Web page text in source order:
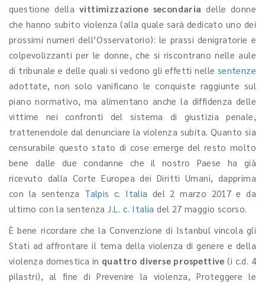
questione della vittimizzazione secondaria delle donne
che hanno subito violenza (alla quale sarà dedicato uno dei
prossimi numeri dell’Osservatorio): le prassi denigratorie e
colpevolizzanti per le donne, che si riscontrano nelle aule
di tribunale e delle quali si vedono gli effetti nelle sentenze
adottate, non solo vanificano le conquiste raggiunte sul
piano normativo, ma alimentano anche la diffidenza delle
vittime nei confronti del sistema di giustizia penale,
trattenendole dal denunciare la violenza subita. Quanto sia
censurabile questo stato di cose emerge del resto molto
bene dalle due condanne che il nostro Paese ha già
ricevuto dalla Corte Europea dei Diritti Umani, dapprima
con la sentenza Talpis c. Italia del 2 marzo 2017 e da
ultimo con la sentenzaJ.L. c. Italia del 27 maggio scorso.
È bene ricordare che la Convenzione di Istanbul vincola gli
Stati ad affrontare il tema della violenza di genere e della
violenza domestica in quattro diverse prospettive (i c.d. 4
pilastri), al fine di Prevenire la violenza, Proteggere le